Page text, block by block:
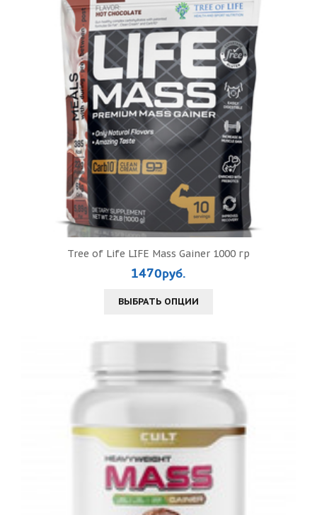
Tree of Life LIFE Mass Gainer 1000 гр
1470руб.
ВЫБРАТЬ ОПЦИИ